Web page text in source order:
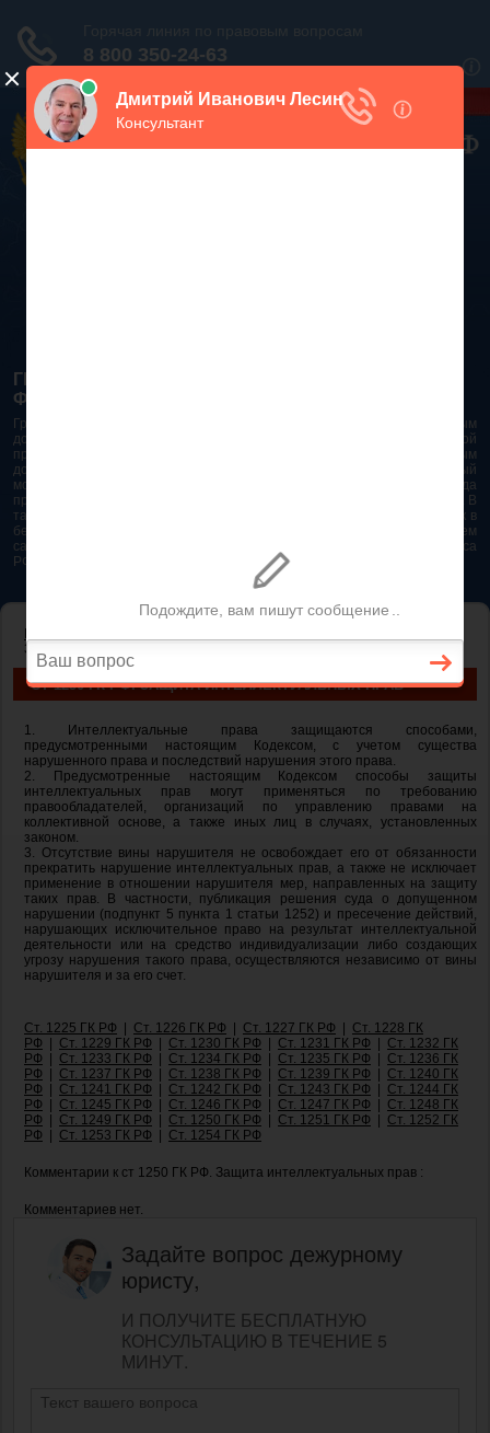
ГРАЖДАНСКИЙ КОДЕКС РОССИЙСКОЙ
ФЕДЕРАЦИИ 2026 - 2025
Гражданский Кодекс Российской Федерации является основным
документом правового поля в Российской Федерации. И именно по этой
причине в него часто вносят изменения. При работе с таким важным
документом необходимо убедиться в его актуальности на данный
момент. Разобраться во всех тонкостях и нюансах не всегда
представляется возможным. Особенно если это нужно сделать быстро. В
таком случае самым простым и эффективным решением будет звонок в
бесплатную юридическую консультацию. Телефон указан на нашем
сайте. На сайте опубликована последняя редакция Гражданского кодекса
РФ 2026 - 2025
Защита интеллектуальных прав
СТ 1250 ГК РФ. ЗАЩИТА ИНТЕЛЛЕКТУАЛЬНЫХ ПРАВ
1. Интеллектуальные права защищаются способами,
предусмотренными настоящим Кодексом, с учетом существа
нарушенного права и последствий нарушения этого права.
2. Предусмотренные настоящим Кодексом способы защиты
интеллектуальных прав могут применяться по требованию
правообладателей, организаций по управлению правами на
коллективной основе, а также иных лиц в случаях, установленных
законом.
3. Отсутствие вины нарушителя не освобождает его от обязанности
прекратить нарушение интеллектуальных прав, а также не исключает
применение в отношении нарушителя мер, направленных на защиту
таких прав. В частности, публикация решения суда о допущенном
нарушении (подпункт 5 пункта 1 статьи 1252) и пресечение действий,
нарушающих исключительное право на результат интеллектуальной
деятельности или на средство индивидуализации либо создающих
угрозу нарушения такого права, осуществляются независимо от вины
нарушителя и за его счет.
Ст. 1225 ГК РФ Ст. 1226 ГК РФ Ст. 1227 ГК РФ
Ст. 1228 ГК
РФ
Ст. 1229 ГК РФ Ст. 1230 ГК РФ Ст. 1231 ГК РФ
Ст. 1232 ГК
РФ
Ст. 1233 ГК РФ Ст. 1234 ГК РФ Ст. 1235 ГК РФ
Ст. 1236 ГК
РФ
Ст. 1237 ГК РФ Ст. 1238 ГК РФ Ст. 1239 ГК РФ
Ст. 1240 ГК
РФ
Ст. 1241 ГК РФ Ст. 1242 ГК РФ Ст. 1243 ГК РФ
Ст. 1244 ГК
РФ
Ст. 1245 ГК РФ Ст. 1246 ГК РФ Ст. 1247 ГК РФ
Ст. 1248 ГК
РФ
Ст. 1249 ГК РФ Ст. 1250 ГК РФ Ст. 1251 ГК РФ
Ст. 1252 ГК
РФ
Ст. 1253 ГК РФ Ст. 1254 ГК РФ
Комментарии к ст 1250 ГК РФ. Защита интеллектуальных прав :
Комментариев нет.
Задайте вопрос дежурному
юристу,
И ПОЛУЧИТЕ БЕСПЛАТНУЮ
КОНСУЛЬТАЦИЮ В ТЕЧЕНИЕ 5
МИНУТ.